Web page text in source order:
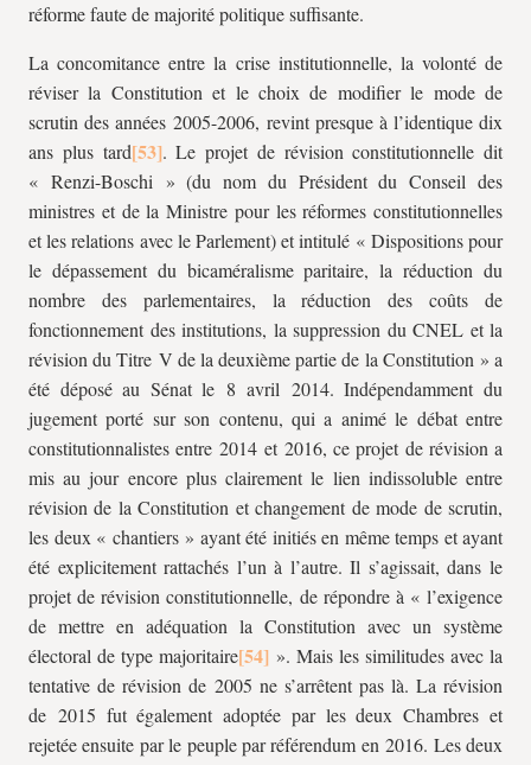
réforme faute de majorité politique suffisante.
La concomitance entre la crise institutionnelle, la volonté de
réviser la Constitution et le choix de modifier le mode de
scrutin des années 2005-2006, revint presque à l’identique dix
ans plus tard
. Le projet de révision constitutionnelle dit
« Renzi-Boschi » (du nom du Président du Conseil des
ministres et de la Ministre pour les réformes constitutionnelles
et les relations avec le Parlement) et intitulé « Dispositions pour
le dépassement du bicaméralisme paritaire, la réduction du
nombre des parlementaires, la réduction des coûts de
fonctionnement des institutions, la suppression du CNEL et la
révision du Titre V de la deuxième partie de la Constitution » a
été déposé au Sénat le 8 avril 2014. Indépendamment du
jugement porté sur son contenu, qui a animé le débat entre
constitutionnalistes entre 2014 et 2016, ce projet de révision a
mis au jour encore plus clairement le lien indissoluble entre
révision de la Constitution et changement de mode de scrutin,
les deux « chantiers » ayant été initiés en même temps et ayant
été explicitement rattachés l’un à l’autre. Il s’agissait, dans le
projet de révision constitutionnelle, de répondre à « l’exigence
de mettre en adéquation la Constitution avec un système
électoral de type majoritaire
». Mais les similitudes avec la
tentative de révision de 2005 ne s’arrêtent pas là. La révision
de 2015 fut également adoptée par les deux Chambres et
rejetée ensuite par le peuple par référendum en 2016. Les deux